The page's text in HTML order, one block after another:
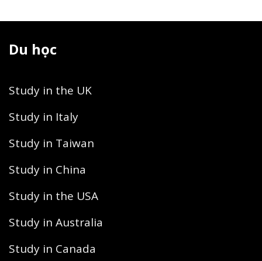
Du học
Study in the UK
Study in Italy
Study in Taiwan
Study in China
Study in the USA
Study in Australia
Study in Canada